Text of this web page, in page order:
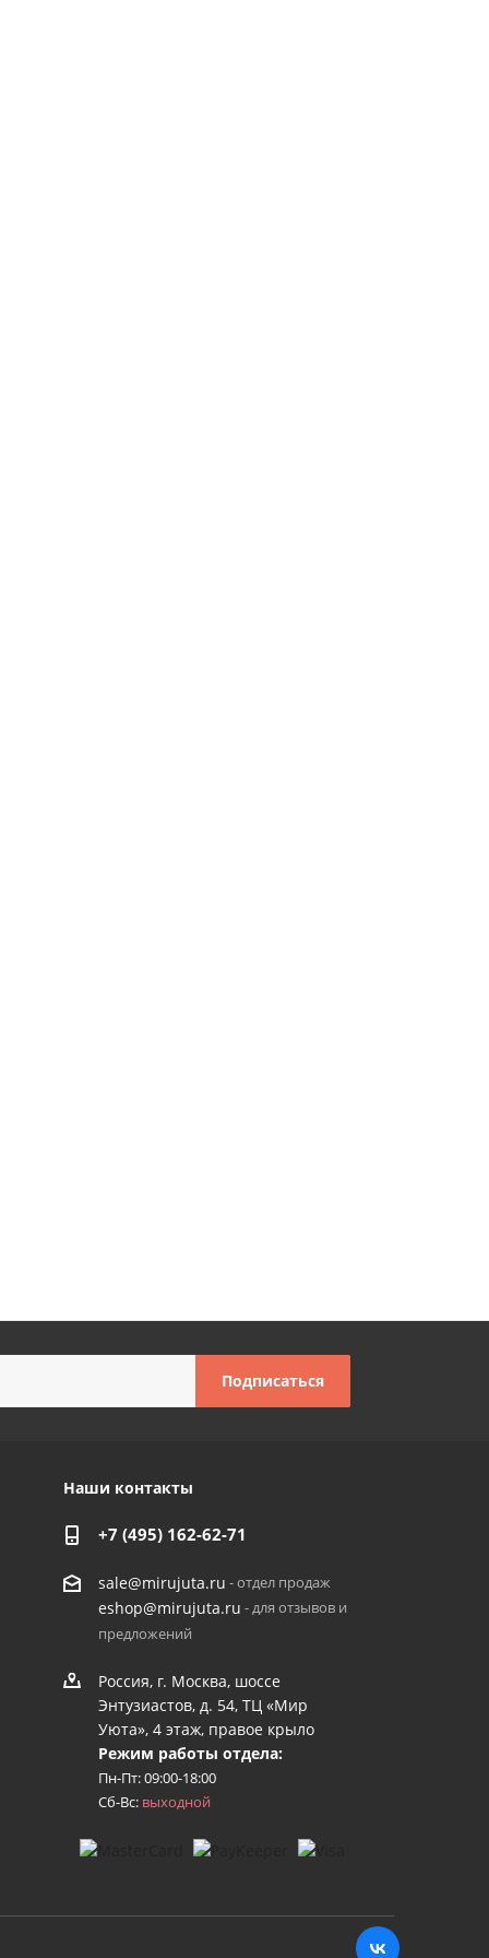
Наши контакты
+7 (495) 162-62-71
sale@mirujuta.ru - отдел продаж
eshop@mirujuta.ru - для отзывов и
предложений
Россия, г. Москва, шоссе
Энтузиастов, д. 54, ТЦ «Мир
Уюта», 4 этаж, правое крыло
Режим работы отдела:
Пн-Пт: 09:00-18:00
Сб-Вс: выходной